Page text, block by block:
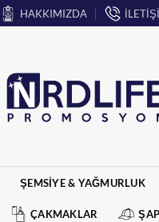
HAKKIMIZDA
ŞEMSİYE & YAĞMURLUK
ÇAKMAKLAR